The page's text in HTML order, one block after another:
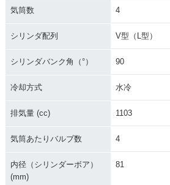
気筒数 4
シリンダ配列 V型（L型）
シリンダバンク角（°） 90
冷却方式 水冷
排気量 (cc) 1103
気筒あたりバルブ数 4
内径（シリンダーボア）
(mm)
81